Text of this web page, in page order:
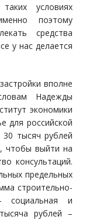
условиях
поэтому
средства
у нас делается
вполне
Надежды
экономики
для российской
30 тысяч рублей
чтобы выйти на
консультаций.
предельных
строительно-
и
рублей –